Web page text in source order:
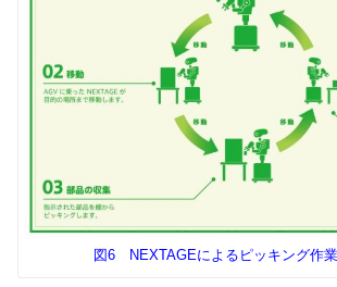
図6 NEXTAGEによるピッキング作